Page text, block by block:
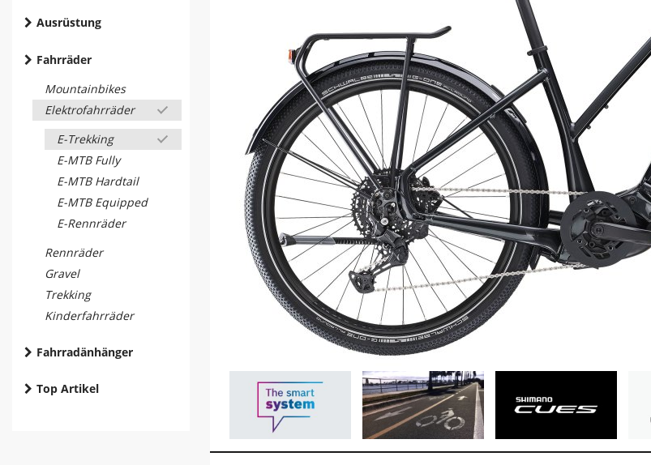
Ausrüstung
Fahrräder
Mountainbikes
Elektrofahrräder
E-Trekking
E-MTB Fully
E-MTB Hardtail
E-MTB Equipped
E-Rennräder
Rennräder
Gravel
Trekking
Kinderfahrräder
Fahrradänhänger
Top Artikel